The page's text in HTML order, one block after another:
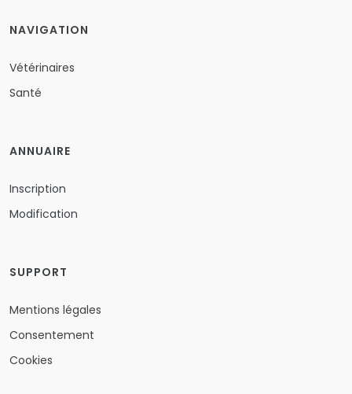
NAVIGATION
Vétérinaires
Santé
ANNUAIRE
Inscription
Modification
SUPPORT
Mentions légales
Consentement
Cookies